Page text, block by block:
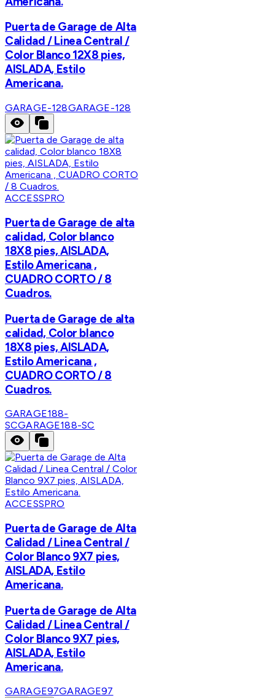
Puerta de Garage de Alta
Calidad / Linea Central /
Color Blanco 12X8 pies,
AISLADA, Estilo
Americana.
GARAGE-128GARAGE-128
ACCESSPRO
Puerta de Garage de alta
calidad, Color blanco
18X8 pies, AISLADA,
Estilo Americana ,
CUADRO CORTO / 8
Cuadros.
Puerta de Garage de alta
calidad, Color blanco
18X8 pies, AISLADA,
Estilo Americana ,
CUADRO CORTO / 8
Cuadros.
GARAGE188-
SCGARAGE188-SC
ACCESSPRO
Puerta de Garage de Alta
Calidad / Linea Central /
Color Blanco 9X7 pies,
AISLADA, Estilo
Americana.
Puerta de Garage de Alta
Calidad / Linea Central /
Color Blanco 9X7 pies,
AISLADA, Estilo
Americana.
GARAGE97GARAGE97